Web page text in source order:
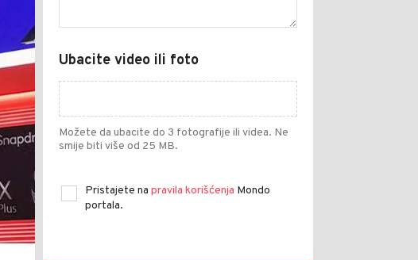
Ubacite video ili foto
Možete da ubacite do 3 fotografije ili videa. Ne
smije biti više od 25 MB.
Pristajete na pravila korišćenja Mondo
portala.